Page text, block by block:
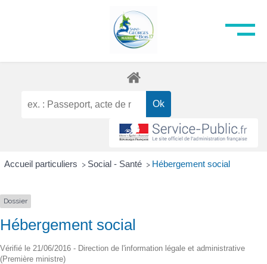
Accueil particuliers > Social - Santé > Hébergement social
Dossier
Hébergement social
Vérifié le 21/06/2016 - Direction de l'information légale et administrative
(Première ministre)